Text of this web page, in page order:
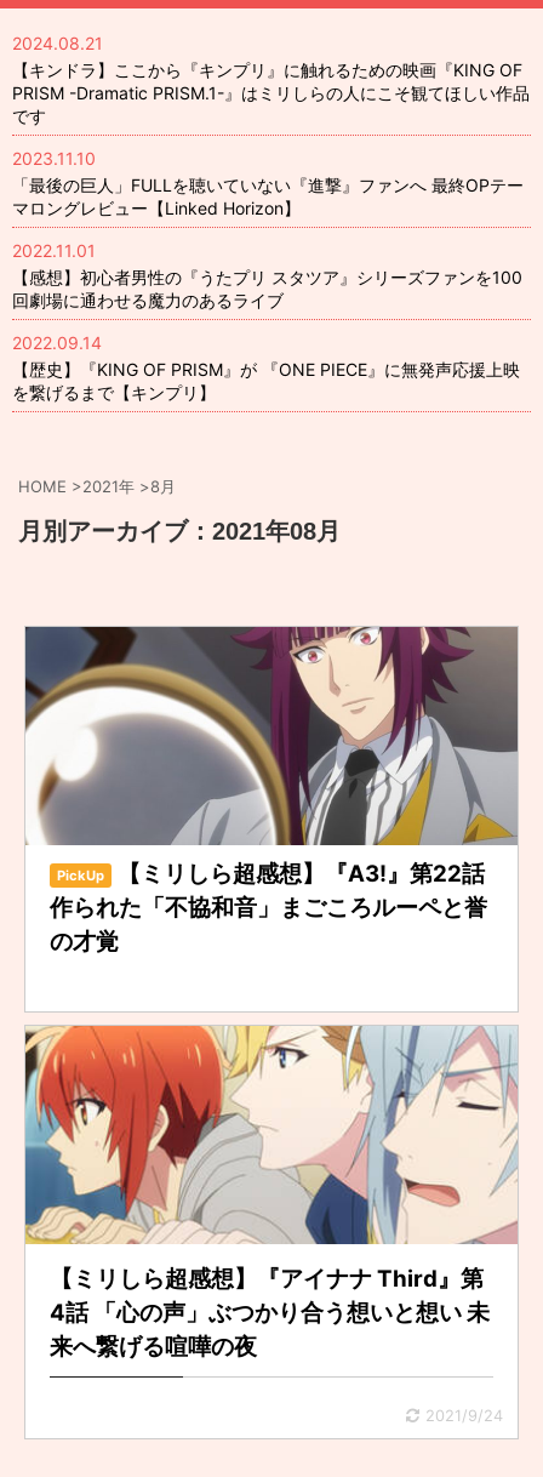
2024.08.21
【キンドラ】ここから『キンプリ』に触れるための映画『KING OF
PRISM -Dramatic PRISM.1-』はミリしらの人にこそ観てほしい作品
です
2023.11.10
「最後の巨人」FULLを聴いていない『進撃』ファンへ 最終OPテー
マロングレビュー【Linked Horizon】
2022.11.01
【感想】初心者男性の『うたプリ スタツア』シリーズファンを100
回劇場に通わせる魔力のあるライブ
2022.09.14
【歴史】『KING OF PRISM』が 『ONE PIECE』に無発声応援上映
を繋げるまで【キンプリ】
HOME >2021年 >8月
月別アーカイブ：2021年08月
PickUp
【ミリしら超感想】『A3!』第22話
作られた「不協和音」まごころルーペと誉
の才覚
【ミリしら超感想】『アイナナ Third』第
4話 「心の声」ぶつかり合う想いと想い 未
来へ繋げる喧嘩の夜
2021/9/24